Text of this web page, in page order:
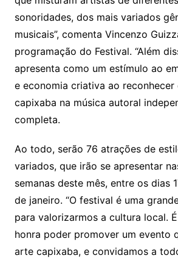
sonoridades, dos mais variados
musicais”, comenta Vincenzo
programação do Festival. “Além
apresenta como um estímulo ao
e economia criativa ao reconhecer
capixaba na música autoral
completa.
Ao todo, serão 76 atrações de
variados, que irão se apresentar
semanas deste mês, entre os dias
de janeiro. “O festival é uma
para valorizarmos a cultura local.
honra poder promover um evento
arte capixaba, e convidamos a